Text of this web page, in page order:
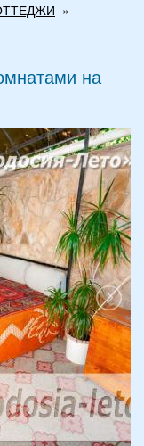
»
на